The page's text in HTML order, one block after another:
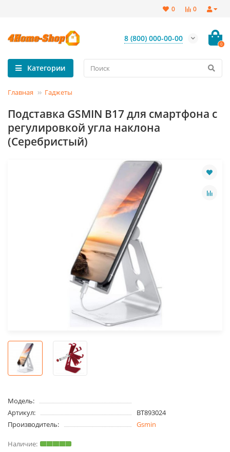
0
0
8 (800) 000-00-00
0
Категории
Главная Гаджеты
Подставка GSMIN B17 для смартфона с
регулировкой угла наклона
(Серебристый)
Модель:
Артикул:
BT893024
Производитель:
Gsmin